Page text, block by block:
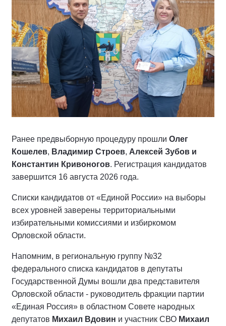
Ранее предвыборную процедуру прошли Олег
Кошелев, Владимир Строев, Алексей Зубов и
Константин Кривоногов. Регистрация кандидатов
завершится 16 августа 2026 года.
Списки кандидатов от «Единой России» на выборы
всех уровней заверены территориальными
избирательными комиссиями и избиркомом
Орловской области.
Напомним, в региональную группу №32
федерального списка кандидатов в депутаты
Государственной Думы вошли два представителя
Орловской области - руководитель фракции партии
«Единая Россия» в областном Совете народных
депутатов Михаил Вдовин и участник СВО Михаил